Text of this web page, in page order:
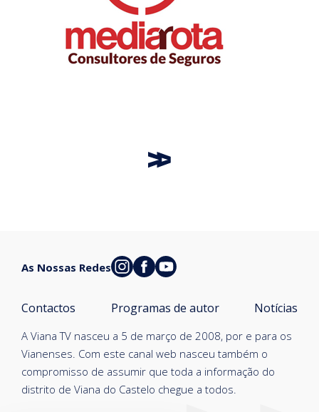
A Viana TV nasceu a 5 de março de 2008, por e para os
Vianenses. Com este canal web nasceu também o
compromisso de assumir que toda a informação do
distrito de Viana do Castelo chegue a todos.
Contactos Programas de autor Notícias
As Nossas Redes